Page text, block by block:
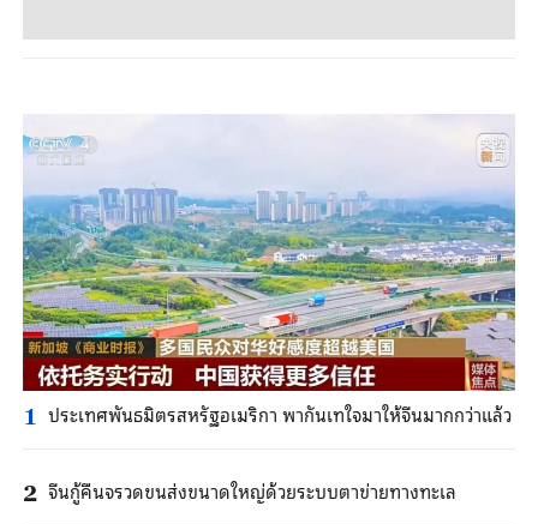
1 ประเทศพันธมิตรสหรัฐอเมริกา พากันเทใจมาให้จีนมากกว่าแล้ว
2 จีนกู้คืนจรวดขนส่งขนาดใหญ่ด้วยระบบตาข่ายทางทะเล